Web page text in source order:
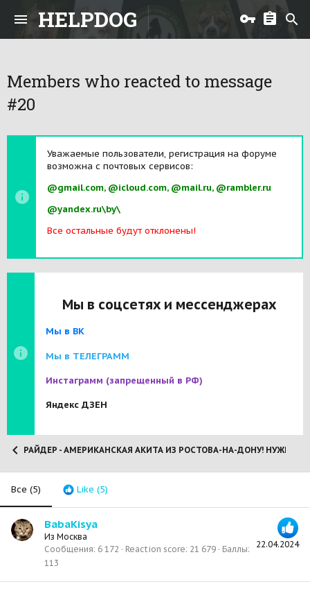
HELPDOG
Members who reacted to message
#20
Уважаемые пользователи, регистрация на форуме
возможна с почтовых сервисов:
@gmail.com, @icloud.com, @mail.ru, @rambler.ru
@yandex.ru\by\
Все остальные будут отклонены!
Мы в соцсетях и мессенджерах
Мы в ВК
Мы в ТЕЛЕГРАММ
Инстаграмм (запрещенный в РФ)
Яндекс ДЗЕН
РАЙДЕР - АМЕРИКАНСКАЯ АКИТА ИЗ РОСТОВА-НА-ДОНУ! НУЖНЫ
Все (5) Like (5)
22.04.2024
BabaKisya
Из Москва
Сообщения 6 172 Reaction score 21 679
Баллы
113